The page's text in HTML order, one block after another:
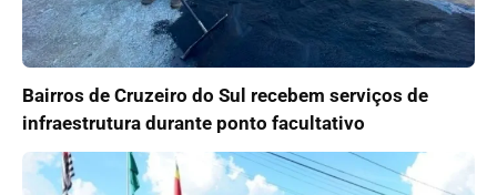
Bairros de Cruzeiro do Sul recebem serviços de
infraestrutura durante ponto facultativo